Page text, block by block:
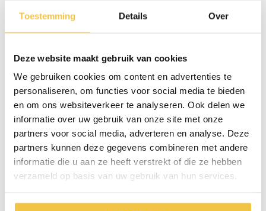
Toestemming Details Over
Deze website maakt gebruik van cookies
We gebruiken cookies om content en advertenties te
personaliseren, om functies voor social media te bieden
en om ons websiteverkeer te analyseren. Ook delen we
informatie over uw gebruik van onze site met onze
partners voor social media, adverteren en analyse. Deze
partners kunnen deze gegevens combineren met andere
informatie die u aan ze heeft verstrekt of die ze hebben
verzameld op basis van uw gebruik van hun services.
directe toegang hebben tot een standaard toilet. Voor
bijbehorende toiletemmerzakken. Zie het assortiment
toiletstoel hygiëne.
Toiletverhoger
De stoel kan tevens boven een bestaand toilet
worden geplaatst. Dit maakt het eenvoudiger te zitten
en op te staan. Het biedt tevens extra comfort en
veiligheid, vooral voor mensen met beperkte kracht